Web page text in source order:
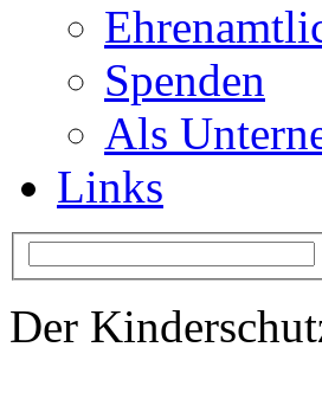
Spenden
Als
Links
Der